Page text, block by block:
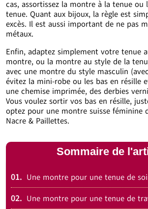
cas, assortissez la montre à la tenue ou
tenue. Quant aux bijoux, la règle est
excès. Il est aussi important de ne pas
métaux.
Enfin, adaptez simplement votre tenue
montre, ou la montre au style de la
avec une montre du style masculin
évitez la mini-robe ou les bas en résille
une chemise imprimée, des derbies
Vous voulez sortir vos bas en résille,
optez pour une montre suisse féminine
Nacre & Paillettes.
Sommaire de
01. Une montre pour une tenue de
02. Une montre pour une tenue de